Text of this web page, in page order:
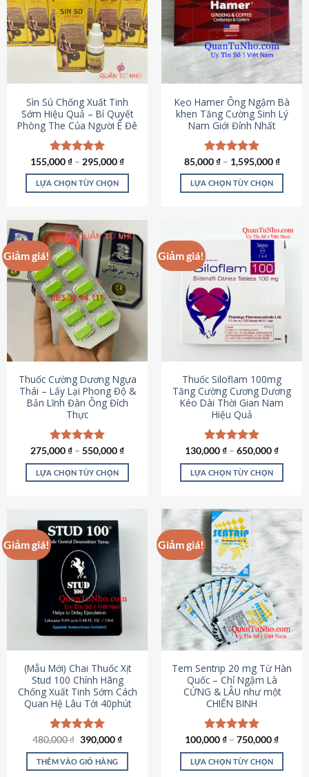
thể.
Các
tùy
chọn
có
thể
được
chọn
trên
trang
sản
phẩm
Sìn Sú Chống Xuất Tinh
Sớm Hiệu Quả – Bí Quyết
Phòng The Của Người Ê Đê
Được xếp
hạng4.95
5 sao
155,000₫ – 295,000₫
LỰA CHỌN TÙY CHỌN
này
có
nhiều
biến
thể.
Các
tùy
chọn
có
thể
chọn
trên
trang
sản
phẩm
Kẹo Hamer Ông Ngậm Bà
khen Tăng Cường Sinh Lý
Nam Giới Đỉnh Nhất
Được xếp
hạng5.00
5 sao
85,000₫– 1,595,000₫
LỰA CHỌN TÙY CHỌN
này
nhiều
biến
tùy
chọn
có
được
chọn
trên
trang
sản
phẩm
Giảm giá!
Thuốc Cường Dương Ngựa
Thái – Lấy Lại Phong Độ &
Bản Lĩnh Đàn Ông Đích
Thực
Được xếp
hạng4.87
5 sao
275,000₫ – 550,000₫
LỰA CHỌN TÙY CHỌN
có
nhiều
biến
thể.
Các
tùy
chọn
được
chọn
trên
trang
sản
phẩm
Giảm giá!
Thuốc Siloflam 100mg
Tăng Cường Cương Dương
Kéo Dài Thời Gian Nam
Hiệu Quả
Được xếp
hạng5.00
5 sao
130,000₫ – 650,000₫
LỰA CHỌN TÙY CHỌN
này
có
nhiều
biến
thể.
Các
tùy
chọn
có
thể
chọn
trên
trang
sản
phẩm
Giảm giá!
(Mẫu Mới) Chai Thuốc Xịt
Stud 100 Chính Hãng
Chống Xuất Tinh Sớm Cách
Quan Hệ Lâu Tới 40phút
Được xếp
hạng5.00
5 sao
480,000₫ Giá
là:
480,000 ₫.
390,000₫Giá
tại
THÊM VÀO GIỎ HÀNG
Giảm giá!
Tem Sentrip 20 mg Từ Hàn
Quốc – Chỉ Ngậm Là
CỨNG & LÂU như một
CHIẾN BINH
Được xếp
hạng5.00
5 sao
100,000₫ – 750,000₫
LỰA CHỌN TÙY CHỌN